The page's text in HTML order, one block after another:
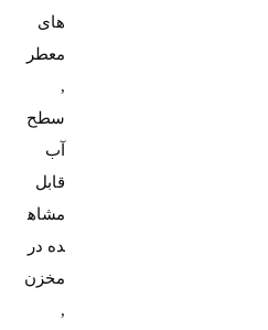
های
معطر
,
سطح
آب
قابل
مشاه
ده در
مخزن
,